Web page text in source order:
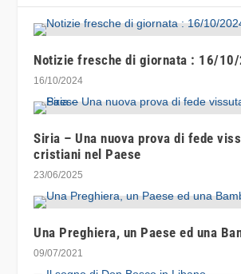
Notizie fresche di giornata : 16/
16/10/2024
Siria – Una nuova prova di fede
cristiani nel Paese
23/06/2025
Una Preghiera, un Paese ed una
09/07/2021